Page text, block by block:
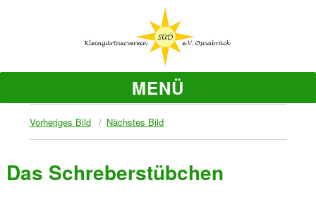
MENÜ
Vorheriges Bild Nächstes Bild
Das Schreberstübchen